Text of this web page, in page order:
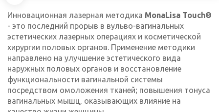
Инновационная лазерная методика MonaLisa Touch®
- это последний прорыв в вульво-вагинальных
эстетических лазерных операциях и косметической
хирургии половых органов. Применение методики
направлено на улучшение эстетического вида
наружных половых органов и восстановление
функциональности вагинальной системы
посредством омоложения тканей; повышения тонуса
вагинальных мышц, оказывающих влияние на